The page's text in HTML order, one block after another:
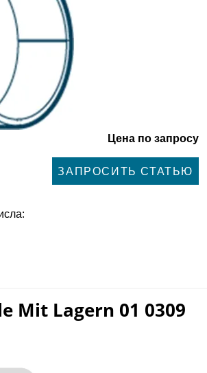
Цена по запросу
ЗАПРОСИТЬ СТАТЬЮ
Mit Lagern 01 0309